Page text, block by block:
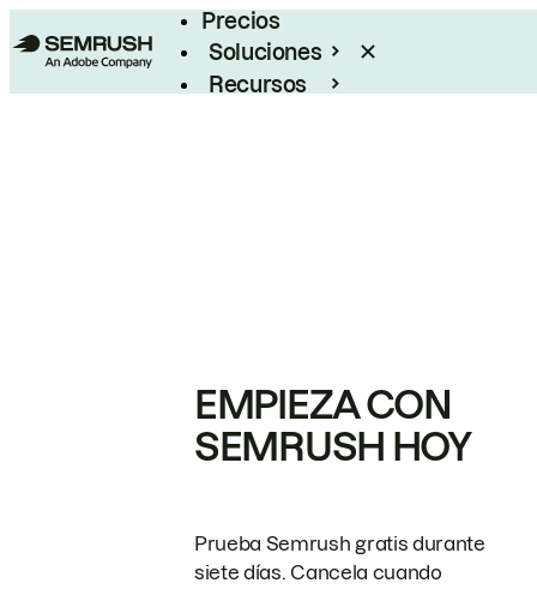
Precios
Soluciones
Recursos
EMPIEZA CON
SEMRUSH HOY
Prueba Semrush gratis durante
siete días. Cancela cuando